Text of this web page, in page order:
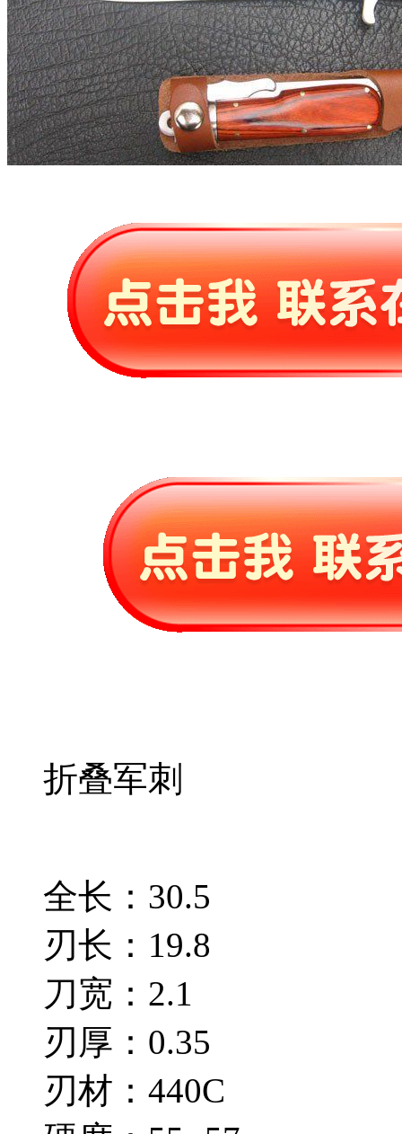
折叠军刺
全长：30.5
刃长：19.8
刀宽：2.1
刃厚：0.35
刃材：440C